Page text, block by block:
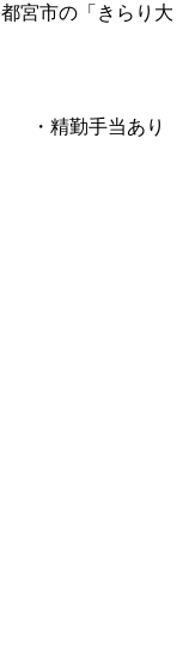
市の「きらり大
・精勤手当あり